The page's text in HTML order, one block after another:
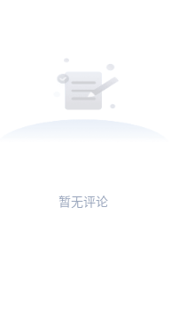
暂无评论